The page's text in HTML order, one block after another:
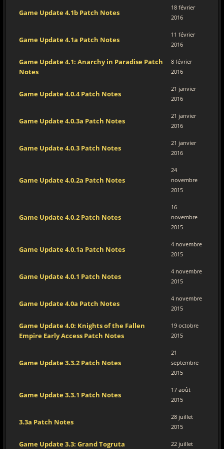
Game Update 4.1b Patch Notes
18 février
2016
Game Update 4.1a Patch Notes
11 février
2016
Game Update 4.1: Anarchy in Paradise Patch
Notes
8 février
2016
Game Update 4.0.4 Patch Notes
21 janvier
2016
Game Update 4.0.3a Patch Notes
21 janvier
2016
Game Update 4.0.3 Patch Notes
21 janvier
2016
Game Update 4.0.2a Patch Notes
24
novembre
2015
Game Update 4.0.2 Patch Notes
16
novembre
2015
Game Update 4.0.1a Patch Notes
4 novembre
2015
Game Update 4.0.1 Patch Notes
4 novembre
2015
Game Update 4.0a Patch Notes
4 novembre
2015
Game Update 4.0: Knights of the Fallen
Empire Early Access Patch Notes
19 octobre
2015
Game Update 3.3.2 Patch Notes
21
septembre
2015
Game Update 3.3.1 Patch Notes
17 août
2015
3.3a Patch Notes
28 juillet
2015
Game Update 3.3: Grand Togruta 22 juillet